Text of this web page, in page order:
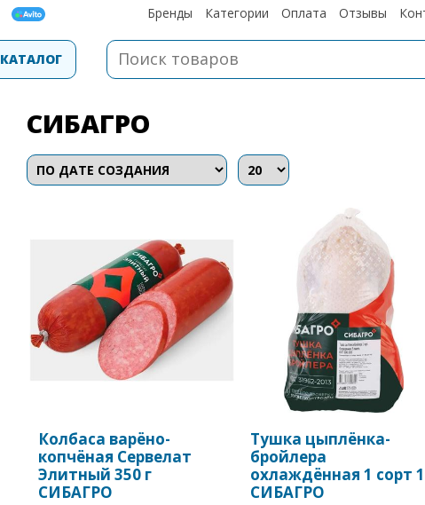
Бренды Категории Оплата Отзывы
КАТАЛОГ
СИБАГРО
Колбаса варёно-
копчёная Сервелат
Элитный 350 г
СИБАГРО
Тушка цыплёнка-
бройлера
охлаждённая 1 сорт
СИБАГРО